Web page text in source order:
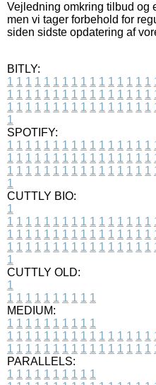
Vejledning omkring tilbud og
men vi tager forbehold for
siden sidste opdatering af
BITLY:
1 1 1 1 1 1 1 1 1 1 1 1 1 1 1 1
1 1 1 1 1 1 1 1 1 1 1 1 1 1 1 1
1 1 1 1 1 1 1 1 1 1 1 1 1 1 1 1
1
SPOTIFY:
1 1 1 1 1 1 1 1 1 1 1 1 1 1 1 1
1 1 1 1 1 1 1 1 1 1 1 1 1 1 1 1
1 1 1 1 1 1 1 1 1 1 1 1 1 1 1 1
1
CUTTLY BIO:
1
1 1 1 1 1 1 1 1 1 1 1 1 1 1 1 1
1 1 1 1 1 1 1 1 1 1 1 1 1 1 1 1
1 1 1 1 1 1 1 1 1 1 1 1 1 1 1 1
1
CUTTLY OLD:
1
1 1 1 1 1 1 1 1 1 1
MEDIUM:
1 1 1 1 1 1 1 1 1 1
1 1 1 1 1 1 1 1 1 1 1 1 1 1 1 1
1 1 1 1 1 1 1 1 1 1 1 1 1 1 1 1
PARALLELS:
1 1 1 1 1 1 1 1 1 1